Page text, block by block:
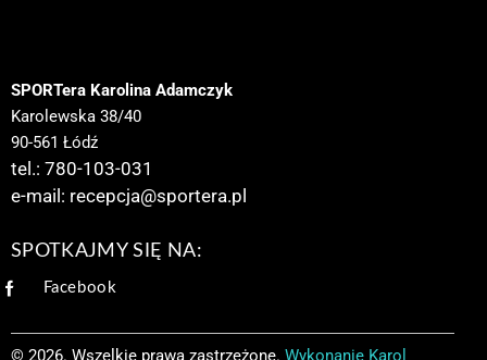
SPORTera Karolina Adamczyk
Karolewska 38/40
90-561 Łódź
tel.: 780-103-031
e-mail: recepcja@sportera.pl
SPOTKAJMY SIĘ NA:
Facebook
© 2026. Wszelkie prawa zastrzeżone. Wykonanie Karol